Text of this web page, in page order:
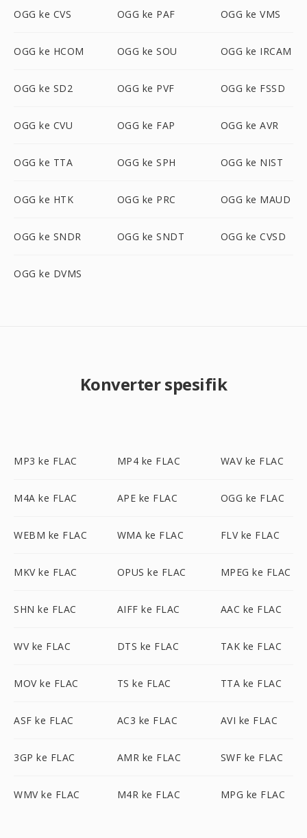
OGG ke CVS OGG ke PAF OGG ke VMS
OGG ke HCOM OGG ke SOU OGG ke IRCAM
OGG ke SD2 OGG ke PVF OGG ke FSSD
OGG ke CVU OGG ke FAP OGG ke AVR
OGG ke TTA OGG ke SPH OGG ke NIST
OGG ke HTK OGG ke PRC OGG ke MAUD
OGG ke SNDR OGG ke SNDT OGG ke CVSD
OGG ke DVMS
Konverter spesifik
MP3 ke FLAC MP4 ke FLAC WAV ke FLAC
M4A ke FLAC APE ke FLAC OGG ke FLAC
WEBM ke FLAC WMA ke FLAC FLV ke FLAC
MKV ke FLAC OPUS ke FLAC MPEG ke FLAC
SHN ke FLAC AIFF ke FLAC AAC ke FLAC
WV ke FLAC DTS ke FLAC TAK ke FLAC
MOV ke FLAC TS ke FLAC TTA ke FLAC
ASF ke FLAC AC3 ke FLAC AVI ke FLAC
3GP ke FLAC AMR ke FLAC SWF ke FLAC
WMV ke FLAC M4R ke FLAC MPG ke FLAC